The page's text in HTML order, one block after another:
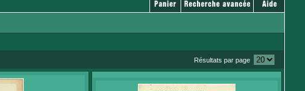
Résultats par page